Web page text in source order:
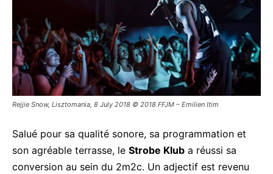
Rejjie Snow, Lisztomania, 8 July 2018 © 2018 FFJM – Emilien Itim
Salué pour sa qualité sonore, sa programmation et
son agréable terrasse, le Strobe Klub a réussi sa
conversion au sein du 2m2c. Un adjectif est revenu